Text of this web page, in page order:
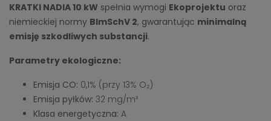
KRATKI NADIA 10 kW spełnia wymogi Ekoprojektu oraz
niemieckiej normy BImSchV 2, gwarantując minimalną
emisję szkodliwych substancji.
Parametry ekologiczne:
Emisja CO: 0,1% (przy 13% O₂)
Emisja pyłków: 32 mg/m³
Klasa energetyczna: A